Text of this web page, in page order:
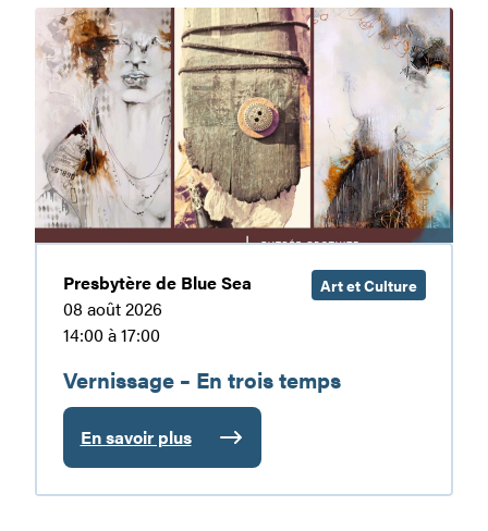
Vernissage
–
En
trois
temps
Art et Culture
Presbytère de Blue Sea
08 août 2026
14:00 à 17:00
Vernissage – En trois temps
En savoir plus
:
Vernissage
–